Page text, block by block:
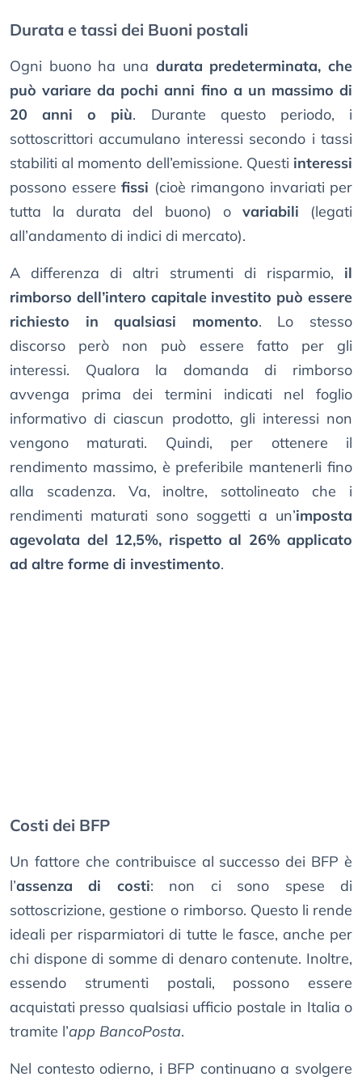
Durata e tassi dei Buoni postali
Ogni buono ha una durata predeterminata, che
può variare da pochi anni fino a un massimo di
20 anni o più. Durante questo periodo, i
sottoscrittori accumulano interessi secondo i tassi
stabiliti al momento dell’emissione. Questi interessi
possono essere fissi (cioè rimangono invariati per
tutta la durata del buono) o variabili (legati
all’andamento di indici di mercato).
A differenza di altri strumenti di risparmio, il
rimborso dell’intero capitale investito può essere
richiesto in qualsiasi momento. Lo stesso
discorso però non può essere fatto per gli
interessi. Qualora la domanda di rimborso
avvenga prima dei termini indicati nel foglio
informativo di ciascun prodotto, gli interessi non
vengono maturati. Quindi, per ottenere il
rendimento massimo, è preferibile mantenerli fino
alla scadenza. Va, inoltre, sottolineato che i
rendimenti maturati sono soggetti a un’imposta
agevolata del 12,5%, rispetto al 26% applicato
ad altre forme di investimento.
Costi dei BFP
Un fattore che contribuisce al successo dei BFP è
l’assenza di costi: non ci sono spese di
sottoscrizione, gestione o rimborso. Questo li rende
ideali per risparmiatori di tutte le fasce, anche per
chi dispone di somme di denaro contenute. Inoltre,
essendo strumenti postali, possono essere
acquistati presso qualsiasi ufficio postale in Italia o
tramite l’app BancoPosta.
Nel contesto odierno, i BFP continuano a svolgere